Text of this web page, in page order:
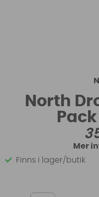
North
Mer
Finns i lager/butik